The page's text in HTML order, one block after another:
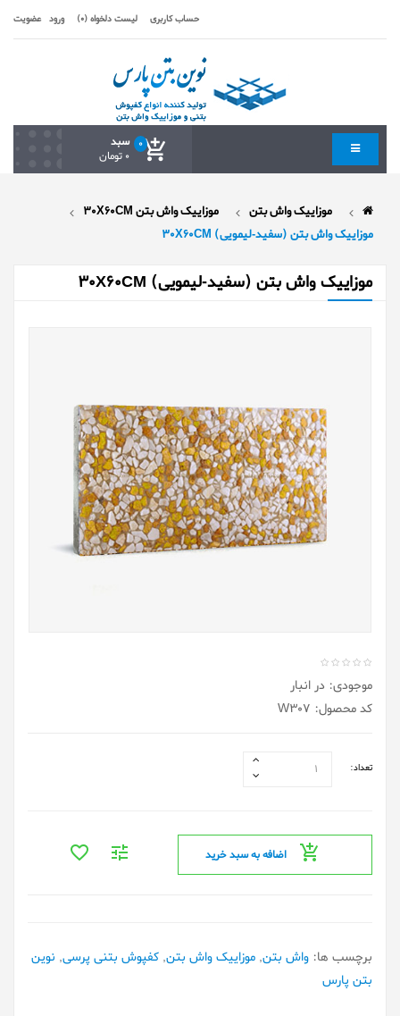
حساب کاربری لیست دلخواه (0) ورود عضویت
سبد 0
0 تومان
موزاییک واش بتن
موزاییک واش بتن 30X60CM
موزاییک واش بتن (سفید-لیمویی) 30X60CM
موزاییک واش بتن (سفید-لیمویی) 30X60CM
موجودی: در انبار
کد محصول: W307
تعداد:
اضافه به سبد خرید
برچسب ها: واش بتن, موزاییک واش بتن, کفپوش بتنی پرسی, نوین
بتن پارس